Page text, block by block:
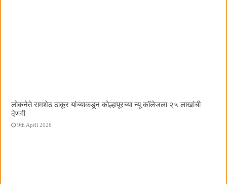
लोकनेते रामशेठ ठाकूर यांच्याकडून कोल्हापूरच्या न्यू कॉलेजला २५ लाखांची
देणगी
9th April 2026